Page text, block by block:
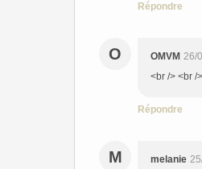
Répondre
O OMVM 26/
<br /> <br /
Répondre
M melanie